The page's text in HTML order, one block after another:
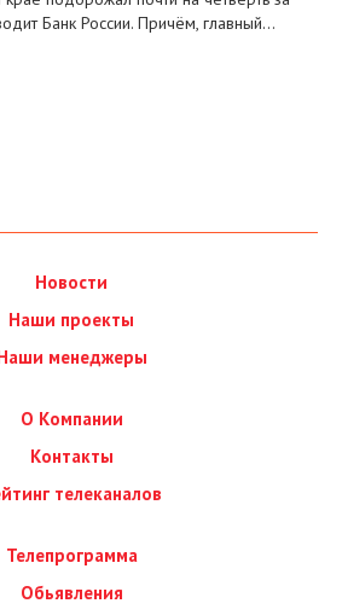
Банк России. Причём, главный…
Новости
Наши проекты
менеджеры
О Компании
Контакты
телеканалов
Телепрограмма
Обьявления